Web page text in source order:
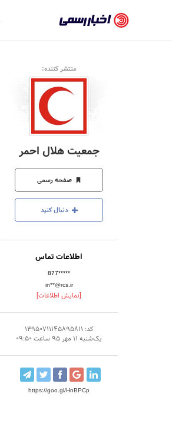
رسمی
-
اخبار
تایید
شده
شرکت‌ها،
سازمان‌ها
و
روابط
عمومی‌ها
منتشر کننده:
جمعیت هلال احمر
صفحه رسمی
دنبال کنید
اطلاعات تماس
877*****
in**@rcs.ir
[نمایش اطلاعات]
کد: 13950711145895811
یک‌شنبه 11 مهر 95 ساعت 09:50
https://goo.gl/HnBPCp